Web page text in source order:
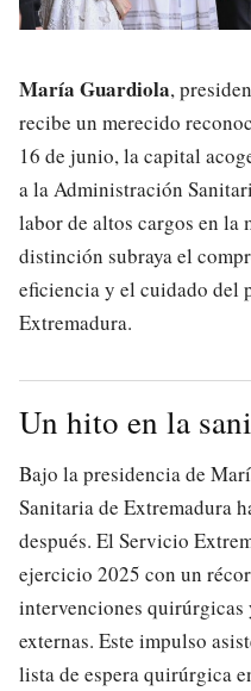
María Guardiola,
recibe un merecido
16 de junio, la capital
a la Administración
labor de altos cargos en la
distinción subraya el
eficiencia y el cuidado del
Extremadura.
Un hito en la
Bajo la presidencia de
Sanitaria de Extremadura
después. El Servicio
ejercicio 2025 con un
intervenciones quirúrgicas
externas. Este impulso
lista de espera quirúrgica